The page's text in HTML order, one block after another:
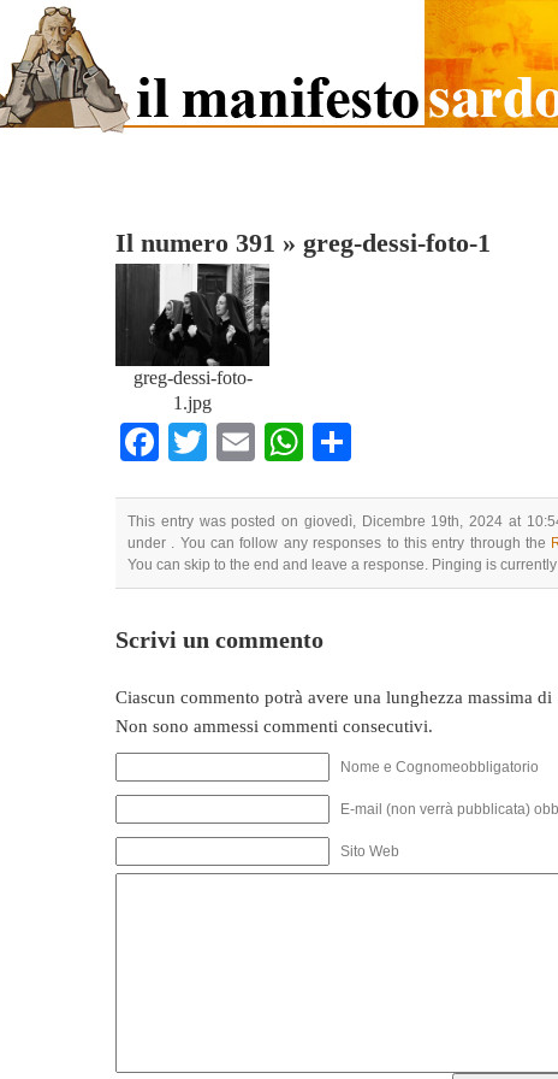
Il numero 391 » greg-dessi-foto-1
greg-dessi-foto-
1.jpg
Facebook
TwitterEmailWhatsApp
This entry was posted on giovedì, Dicembre 19th, 2024 at
under . You can follow any responses to this entry through the
You can skip to the end and leave a response. Pinging is
Scrivi un commento
Ciascun commento potrà avere una lunghezza massima di
Non sono ammessi commenti consecutivi.
Nome e Cognomeobbligatorio
E-mail (non verrà pubblicata)
Sito Web